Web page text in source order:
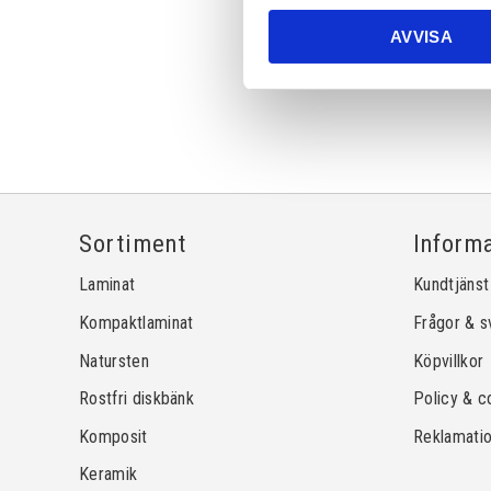
AVVISA
Sortiment
Laminat
Kompaktlaminat
Natursten
Rostfri diskbänk
Komposit
Keramik
Kundtjänst
Frågor &
Köpvillkor
Policy &